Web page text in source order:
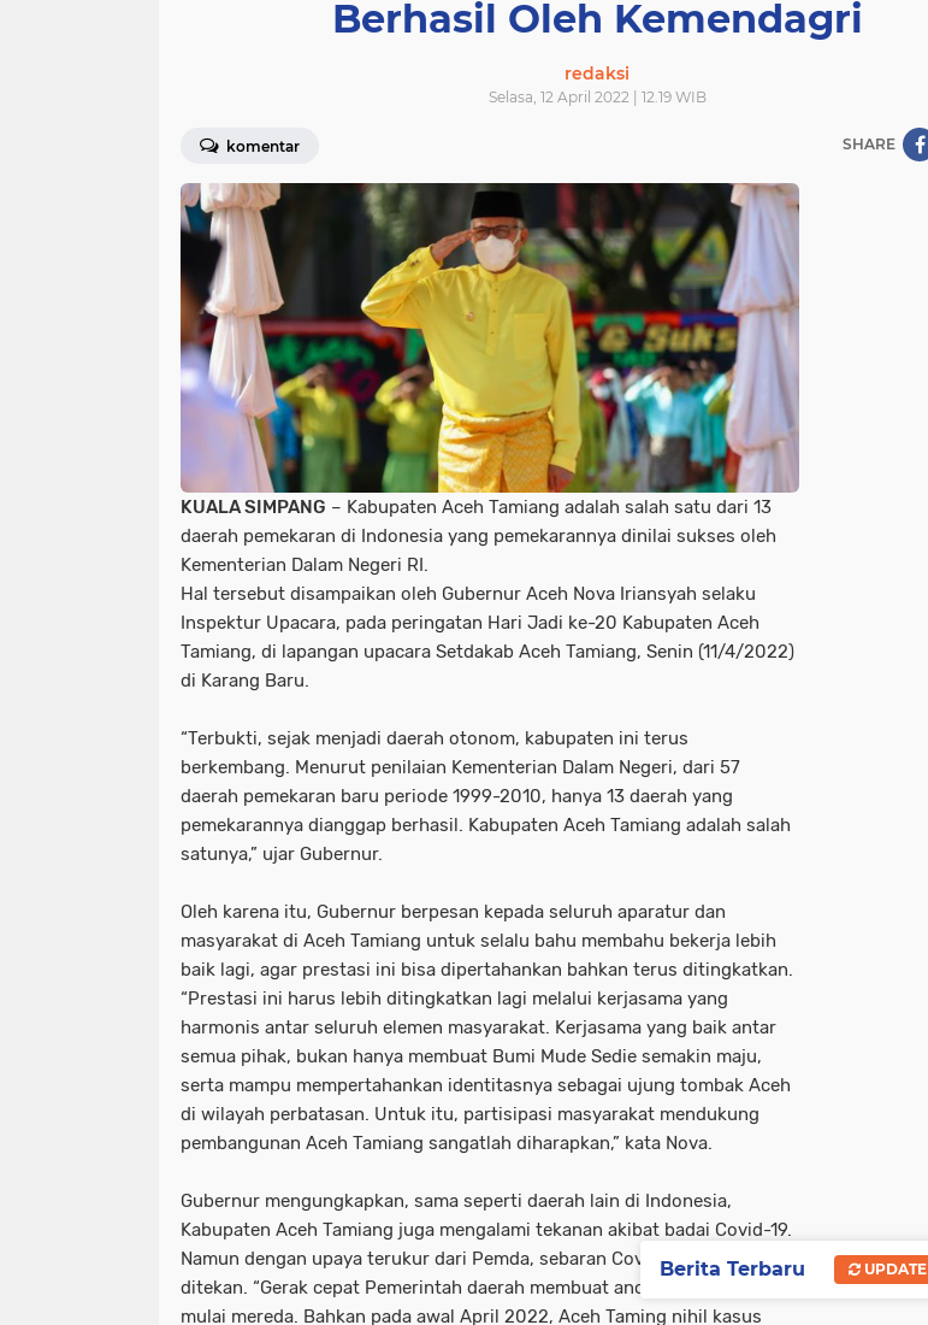
Berhasil Oleh Kemendagri
redaksi
Selasa, 12 April 2022 | 12.19 WIB
komentar SHARE
KUALA SIMPANG – Kabupaten Aceh Tamiang adalah salah satu dari 13
daerah pemekaran di Indonesia yang pemekarannya dinilai sukses oleh
Kementerian Dalam Negeri RI.
Hal tersebut disampaikan oleh Gubernur Aceh Nova Iriansyah selaku
Inspektur Upacara, pada peringatan Hari Jadi ke-20 Kabupaten Aceh
Tamiang, di lapangan upacara Setdakab Aceh Tamiang, Senin (11/4/2022)
di Karang Baru.
“Terbukti, sejak menjadi daerah otonom, kabupaten ini terus
berkembang. Menurut penilaian Kementerian Dalam Negeri, dari 57
daerah pemekaran baru periode 1999-2010, hanya 13 daerah yang
pemekarannya dianggap berhasil. Kabupaten Aceh Tamiang adalah salah
satunya,” ujar Gubernur.
Oleh karena itu, Gubernur berpesan kepada seluruh aparatur dan
masyarakat di Aceh Tamiang untuk selalu bahu membahu bekerja lebih
baik lagi, agar prestasi ini bisa dipertahankan bahkan terus ditingkatkan.
“Prestasi ini harus lebih ditingkatkan lagi melalui kerjasama yang
harmonis antar seluruh elemen masyarakat. Kerjasama yang baik antar
semua pihak, bukan hanya membuat Bumi Mude Sedie semakin maju,
serta mampu mempertahankan identitasnya sebagai ujung tombak Aceh
di wilayah perbatasan. Untuk itu, partisipasi masyarakat mendukung
pembangunan Aceh Tamiang sangatlah diharapkan,” kata Nova.
Gubernur mengungkapkan, sama seperti daerah lain di Indonesia,
Kabupaten Aceh Tamiang juga mengalami tekanan akibat badai Covid-19.
Namun dengan upaya terukur dari Pemda, sebaran Covid-19 berhasil
ditekan. “Gerak cepat Pemerintah daerah membuat ancaman Covid-19
mulai mereda. Bahkan pada awal April 2022, Aceh Taming nihil kasus
Berita Terbaru UPDATE